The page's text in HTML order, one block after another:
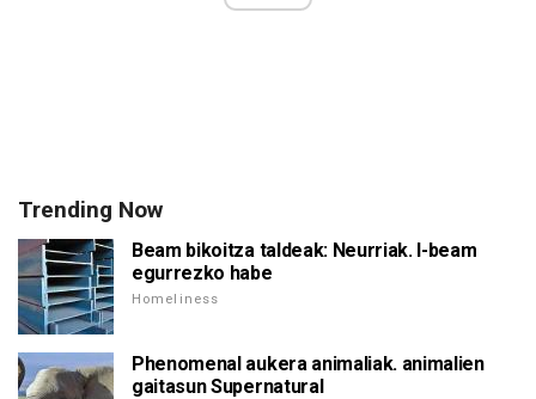
Trending Now
Beam bikoitza taldeak: Neurriak. I-beam
egurrezko habe
Homeliness
Phenomenal aukera animaliak. animalien
gaitasun Supernatural